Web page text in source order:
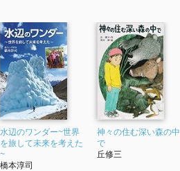
水辺のワンダー~世界
を旅して未来を考えた
~
橋本淳司
神々の住む深い森の中
で
丘修三